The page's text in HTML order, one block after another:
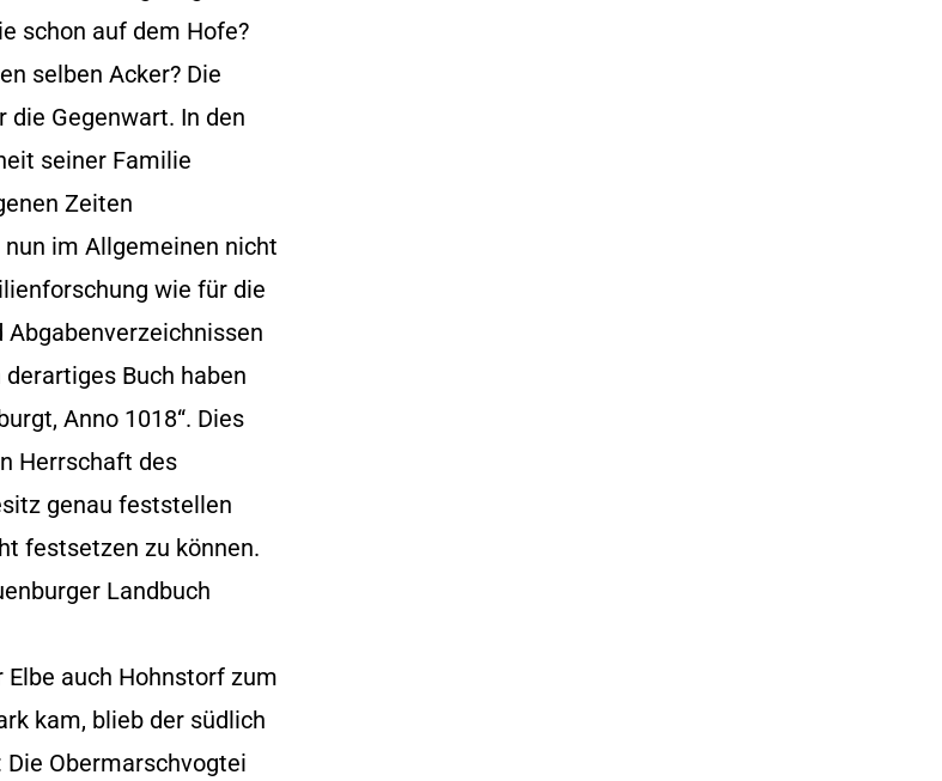
schon auf dem Hofe?
selben Acker? Die
Gegenwart. In den
seiner Familie
Zeiten
im Allgemeinen nicht
wie für die
Buch haben
Anno 1018“. Dies
Herrschaft des
genau feststellen
festsetzen zu können.
Landbuch
auch Hohnstorf zum
kam, blieb der südlich
Obermarschvogtei